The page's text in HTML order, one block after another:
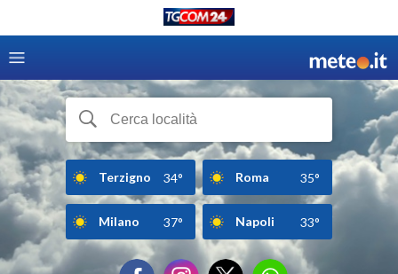
Terzigno 34° Roma 35°
Milano 37° Napoli 33°